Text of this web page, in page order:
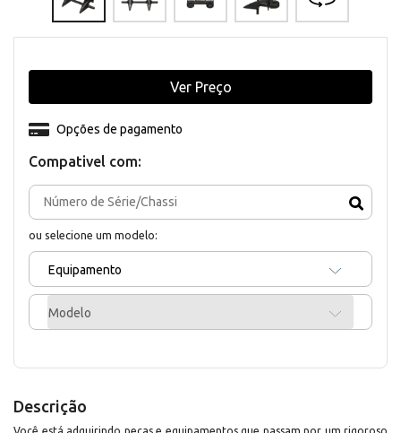
Compativel com:
ou selecione um modelo:
Equipamento
Modelo
Opções de pagamento
Ver Preço
Descrição